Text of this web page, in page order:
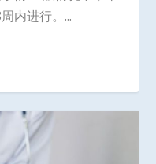
内进行。...